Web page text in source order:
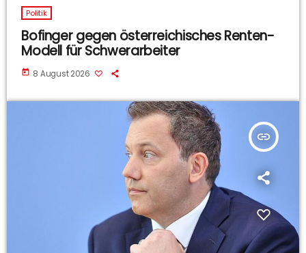
Politik
Bofinger gegen österreichisches Renten-
Modell für Schwerarbeiter
today 8 August 2026
insert_link